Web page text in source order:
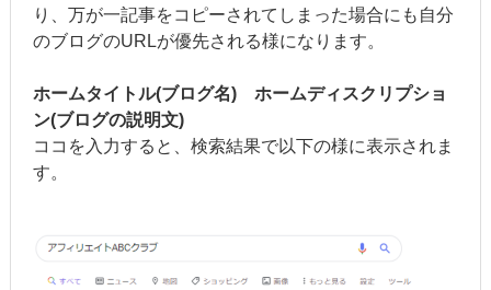
り、万が一記事をコピーされてしまった場合にも自分
のブログのURLが優先される様になります。
ホームタイトル(ブログ名) ホームディスクリプショ
ン(ブログの説明文)
ココを入力すると、検索結果で以下の様に表示されま
す。